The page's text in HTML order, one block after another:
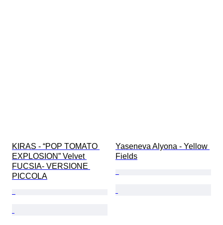
KIRAS - “POP TOMATO
EXPLOSION” Velvet
FUCSIA- VERSIONE
PICCOLA
Yaseneva Alyona - Yellow
Fields